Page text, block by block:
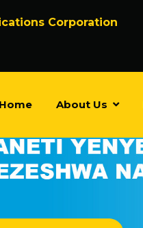
Corporation
Home About Us